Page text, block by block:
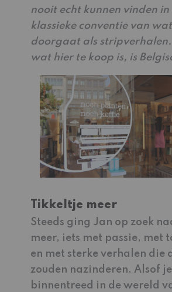
nooit echt kunnen vinden in
klassieke conventie van
doorgaat als
wat hier te koop is, is
Tikkeltje meer
Steeds ging Jan op zoek
meer, iets met passie, met
en met sterke verhalen die
zouden nazinderen. Alsof je
binnentreed in de wereld